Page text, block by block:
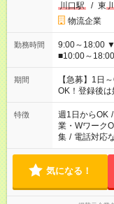
川口駅
/ 東
物流企業
勤務時間
9:00～18:00 ▼他にも選べるシフトいろいろ！ ■9:00～18:00
■10:00～
■22:00～翌
期間
【急募】1日
OK！登録後は
特徴 週1日からOK /
業・Wワーク
集 / 電話対応
気になる！